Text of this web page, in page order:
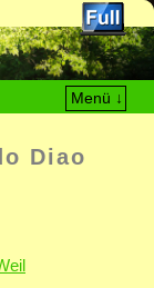
Menü ↓
Diao